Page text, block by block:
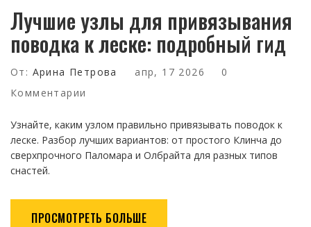
Лучшие узлы для привязывания
поводка к леске: подробный гид
От: Арина Петрова апр, 17 2026
0
Комментарии
Узнайте, каким узлом правильно привязывать поводок к
леске. Разбор лучших вариантов: от простого Клинча до
сверхпрочного Паломара и Олбрайта для разных типов
снастей.
ПРОСМОТРЕТЬ БОЛЬШЕ